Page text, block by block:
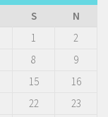
S N
1
2
8
9
15
16
22
23